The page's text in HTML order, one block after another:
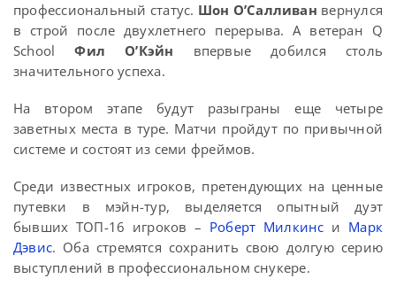
профессиональный статус. Шон О’Салливан вернулся
в строй после двухлетнего перерыва. А ветеран Q
SchoolФил О’Кэйн впервые добился столь
значительного успеха.
На втором этапе будут разыграны еще четыре
заветных места в туре. Матчи пройдут по привычной
системе и состоят из семи фреймов.
Среди известных игроков, претендующих на ценные
путевки в мэйн-тур, выделяется опытный дуэт
бывших ТОП-16 игроков – Роберт Милкинс и Марк
Дэвис. Оба стремятся сохранить свою долгую серию
выступлений в профессиональном снукере.